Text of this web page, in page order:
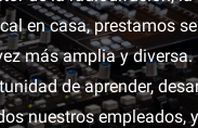
en casa, prestamos
más amplia y diversa.
de aprender,
nuestros empleados,